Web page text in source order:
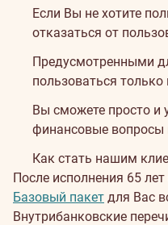
Если Вы не хотите
отказаться от
Предусмотренными
пользоваться
Вы сможете просто и
финансовые вопросы
Как стать нашим
После исполнения 65
Базовый пакет для Вас
Внутрибанковские